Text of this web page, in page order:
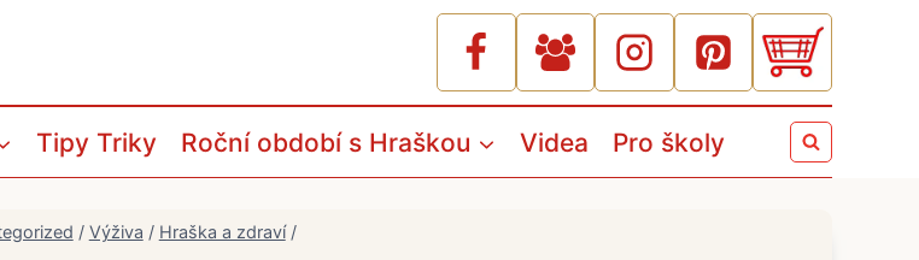
Tipy Triky Roční období s Hraškou Videa Pro školy
/ Výživa / Hraška a zdraví /